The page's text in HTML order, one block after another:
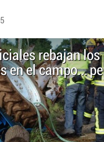
rebajan los
en el campo…